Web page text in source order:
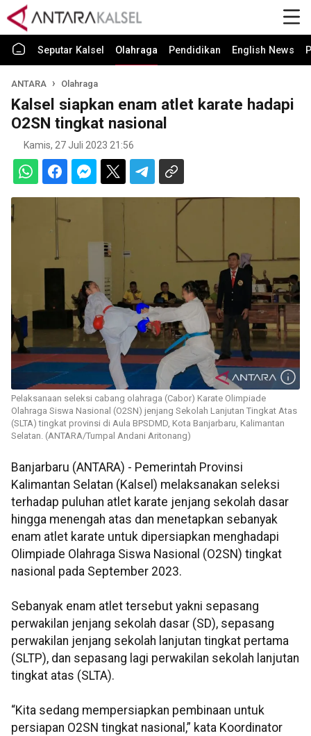
Seputar Kalsel Olahraga Pendidikan English News
ANTARA Olahraga
Kalsel siapkan enam atlet karate hadapi
O2SN tingkat nasional
Kamis, 27 Juli 2023 21:56
Pelaksanaan seleksi cabang olahraga (Cabor) Karate Olimpiade
Olahraga Siswa Nasional (O2SN) jenjang Sekolah Lanjutan Tingkat Atas
(SLTA) tingkat provinsi di Aula BPSDMD, Kota Banjarbaru, Kalimantan
Selatan. (ANTARA/Tumpal Andani Aritonang)
Banjarbaru (ANTARA) - Pemerintah Provinsi
Kalimantan Selatan (Kalsel) melaksanakan seleksi
terhadap puluhan atlet karate jenjang sekolah dasar
hingga menengah atas dan menetapkan sebanyak
enam atlet karate untuk dipersiapkan menghadapi
Olimpiade Olahraga Siswa Nasional (O2SN) tingkat
nasional pada September 2023.
Sebanyak enam atlet tersebut yakni sepasang
perwakilan jenjang sekolah dasar (SD), sepasang
perwakilan jenjang sekolah lanjutan tingkat pertama
(SLTP), dan sepasang lagi perwakilan sekolah lanjutan
tingkat atas (SLTA).
“Kita sedang mempersiapkan pembinaan untuk
persiapan O2SN tingkat nasional,” kata Koordinator